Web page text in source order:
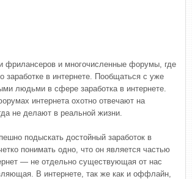
фрилансеров и многочисленные форумы, где
заработке в интернете. Пообщаться с уже
людьми в сфере заработка в интернете.
интернета охотно отвечают на
не делают в реальной жизни.
подыскать достойный заработок в
понимать одно, что он является частью
— не отдельно существующая от нас
В интернете, так же как и оффлайн,